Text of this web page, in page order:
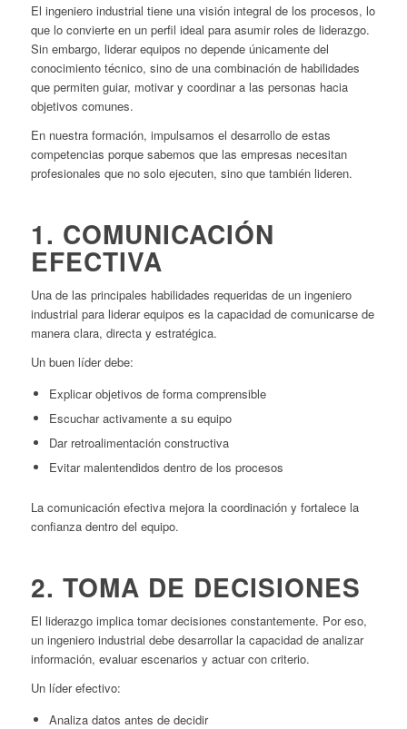
El ingeniero industrial tiene una visión integral de los procesos, lo
que lo convierte en un perfil ideal para asumir roles de liderazgo.
Sin embargo, liderar equipos no depende únicamente del
conocimiento técnico, sino de una combinación de habilidades
que permiten guiar, motivar y coordinar a las personas hacia
objetivos comunes.
En nuestra formación, impulsamos el desarrollo de estas
competencias porque sabemos que las empresas necesitan
profesionales que no solo ejecuten, sino que también lideren.
1. COMUNICACIÓN
EFECTIVA
Una de las principales habilidades requeridas de un ingeniero
industrial para liderar equipos es la capacidad de comunicarse de
manera clara, directa y estratégica.
Un buen líder debe:
Explicar objetivos de forma comprensible
Escuchar activamente a su equipo
Dar retroalimentación constructiva
Evitar malentendidos dentro de los procesos
La comunicación efectiva mejora la coordinación y fortalece la
confianza dentro del equipo.
2. TOMA DE DECISIONES
El liderazgo implica tomar decisiones constantemente. Por eso,
un ingeniero industrial debe desarrollar la capacidad de analizar
información, evaluar escenarios y actuar con criterio.
Un líder efectivo:
Analiza datos antes de decidir